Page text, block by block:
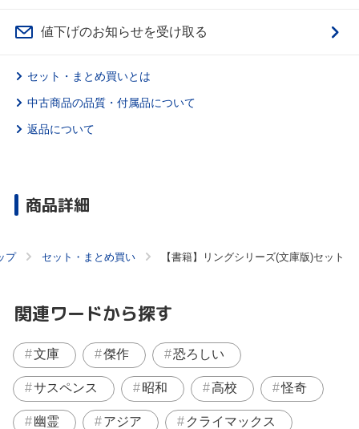
値下げのお知らせを受け取る
セット・まとめ買いとは
中古商品の品質・付属品について
返品について
商品詳細
プ セット・まとめ買い 【書籍】リングシリーズ(文庫版)セット
関連ワードから探す
文庫 傑作 恐ろしい
サスペンス 昭和 高校 怪奇
幽霊 アジア クライマックス